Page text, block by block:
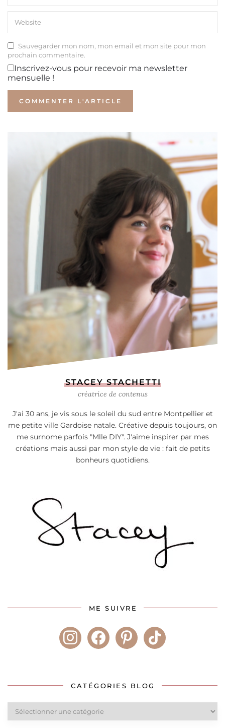
Sauvegarder mon nom, mon email et mon site pour mon
prochain commentaire.
Inscrivez-vous pour recevoir ma newsletter
mensuelle !
STACEY STACHETTI
créatrice de contenus
J'ai 30 ans, je vis sous le soleil du sud entre Montpellier et
me petite ville Gardoise natale. Créative depuis toujours, on
me surnome parfois "Mlle DIY". J'aime inspirer par mes
créations mais aussi par mon style de vie : fait de petits
bonheurs quotidiens.
ME SUIVRE
instagramfacebookpinteresttiktok
CATÉGORIES BLOG
blog